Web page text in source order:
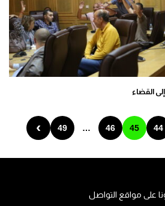
القضاء
44
45
46
…
49
›
على مواقع التواصل